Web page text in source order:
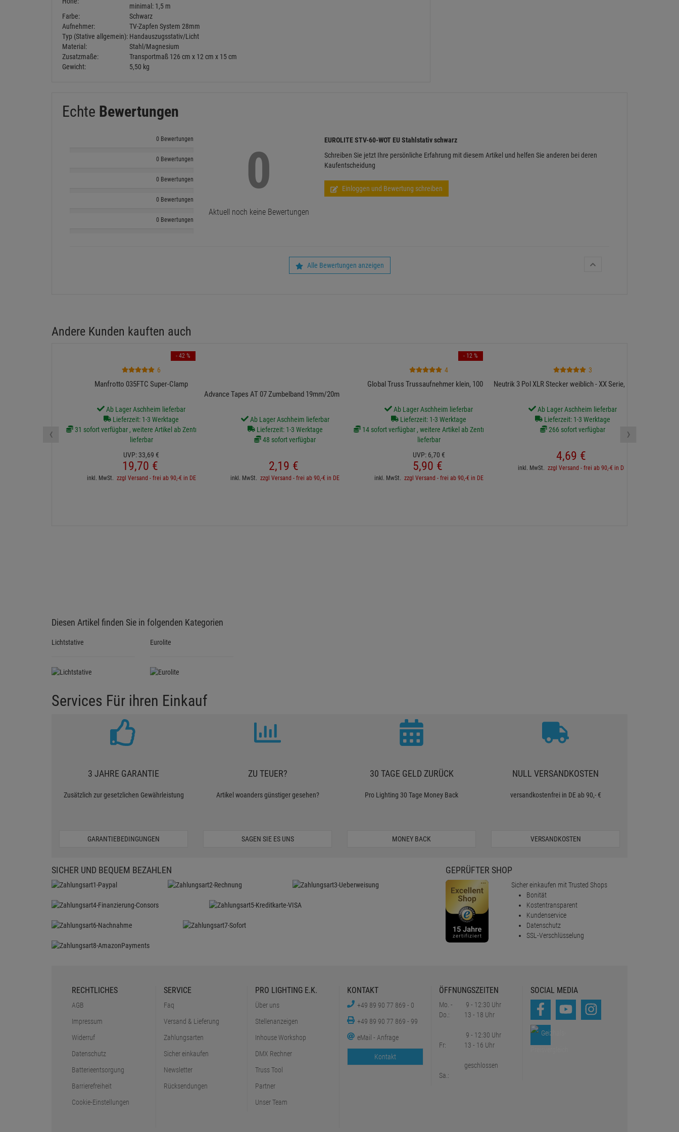
minimal: 1,5 m
Farbe:
Schwarz
Aufnehmer:
TV-Zapfen System 28mm
Typ (Stative allgemein): Handauszugsstativ/Licht
Material:
Stahl/Magnesium
Zusatzmaße:
Transportmaß 126 cm x 12 cm x 15 cm
Gewicht:
5,50 kg
Echte Bewertungen
0 Bewertungen
0 Bewertungen
0 Bewertungen
0 Bewertungen
0 Bewertungen
0
Aktuell noch keine Bewertungen
EUROLITE STV-60-WOT EU Stahlstativ schwarz
Schreiben Sie jetzt Ihre persönliche Erfahrung mit diesem Artikel und helfen Sie anderen bei deren
Kaufentscheidung
Einloggen und Bewertung schreiben
Alle Bewertungen anzeigen
Andere Kunden kauften auch
6
Manfrotto 035FTC Super-Clamp
Ab Lager Aschheim lieferbar
Lieferzeit: 1-3 Werktage
31 sofort verfügbar , weitere Artikel ab Zentrallager
lieferbar
UVP: 33,69 €
19,70 €
inkl. MwSt. zzgl Versand - frei ab 90,-€ in DE
- 42 %
Advance Tapes AT 07 Zumbelband 19mm/20m schwarz
Ab Lager Aschheim lieferbar
Lieferzeit: 1-3 Werktage
48 sofort verfügbar
2,19 €
inkl. MwSt. zzgl Versand - frei ab 90,-€ in DE
4
Global Truss Trussaufnehmer klein, 100kg
Ab Lager Aschheim lieferbar
Lieferzeit: 1-3 Werktage
14 sofort verfügbar , weitere Artikel ab Zentrallager
lieferbar
UVP: 6,70 €
5,90 €
inkl. MwSt. zzgl Versand - frei ab 90,-€ in DE
- 12 %
3
Neutrik 3 Pol XLR Stecker weiblich - XX Serie, schwarz
Ab Lager Aschheim lieferbar
Lieferzeit: 1-3 Werktage
266 sofort verfügbar
4,69 €
inkl. MwSt. zzgl Versand - frei ab 90,-€ in DE
‹ ›
Diesen Artikel finden Sie in folgenden Kategorien
Lichtstative Eurolite
Services Für ihren Einkauf
3 JAHRE GARANTIE
Zusätzlich zur gesetzlichen Gewährleistung
GARANTIEBEDINGUNGEN
ZU TEUER?
Artikel woanders günstiger gesehen?
SAGEN SIE ES UNS
30 TAGE GELD ZURÜCK
Pro Lighting 30 Tage Money Back
MONEY BACK
NULL VERSANDKOSTEN
versandkostenfrei in DE ab 90,- €
VERSANDKOSTEN
SICHER UND BEQUEM BEZAHLEN GEPRÜFTER SHOP
Sicher einkaufen mit Trusted Shops
Bonität
Kostentransparent
Kundenservice
Datenschutz
SSL-Verschlüsselung
RECHTLICHES
AGB
Impressum
Widerruf
Datenschutz
Batterieentsorgung
Barrierefreiheit
Cookie-Einstellungen
SERVICE
Faq
Versand & Lieferung
Zahlungsarten
Sicher einkaufen
Newsletter
Rücksendungen
PRO LIGHTING E.K.
Über uns
Stellenanzeigen
Inhouse Workshop
DMX Rechner
Truss Tool
Partner
Unser Team
KONTAKT
+49 89 90 77 869 - 0
+49 89 90 77 869 - 99
eMail - Anfrage
Kontakt
ÖFFNUNGSZEITEN
Mo. -
Do.:
Fr:
Sa.:
9 - 12:30 Uhr
13 - 18 Uhr
9 - 12:30 Uhr
13 - 16 Uhr
geschlossen
SOCIAL MEDIA